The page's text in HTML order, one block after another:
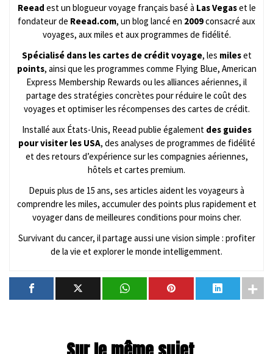
Reead est un blogueur voyage français basé à Las Vegaset le
fondateur de Reead.com, un blog lancé en 2009consacré aux
voyages, aux miles et aux programmes de fidélité.
Spécialisé dans les cartes de crédit voyage, les mileset
points, ainsi que les programmes comme Flying Blue, American
Express Membership Rewards ou les alliances aériennes, il
partage des stratégies concrètes pour réduire le coût des
voyages et optimiser les récompenses des cartes de crédit.
Installé aux États-Unis, Reead publie également des guides
pour visiter les USA, des analyses de programmes de fidélité
et des retours d’expérience sur les compagnies aériennes,
hôtels et cartes premium.
Depuis plus de 15 ans, ses articles aident les voyageurs à
comprendre les miles, accumuler des points plus rapidement et
voyager dans de meilleures conditions pour moins cher.
Survivant du cancer, il partage aussi une vision simple : profiter
de la vie et explorer le monde intelligemment.